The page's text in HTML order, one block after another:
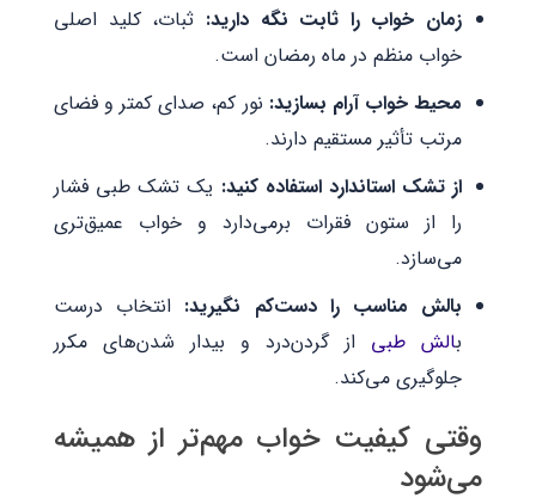
زمان خواب را ثابت نگه دارید: ثبات، کلید اصلی
خواب منظم در ماه رمضان است.
محیط خواب آرام بسازید: نور کم، صدای کمتر و فضای
مرتب تأثیر مستقیم دارند.
از تشک استاندارد استفاده کنید: یک تشک طبی فشار
را از ستون فقرات برمی‌دارد و خواب عمیق‌تری
می‌سازد.
بالش مناسب را دست‌کم نگیرید: انتخاب درست
بالش طبی از گردن‌درد و بیدار شدن‌های مکرر
جلوگیری می‌کند.
وقتی کیفیت خواب مهم‌تر از همیشه
می‌شود